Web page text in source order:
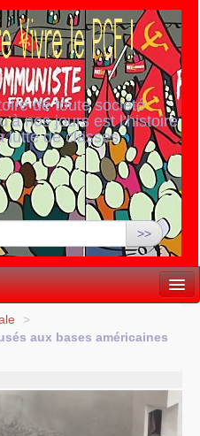
de toute société
nos jours est l’histoire
lutte de classes
>>
>
aux bases américaines